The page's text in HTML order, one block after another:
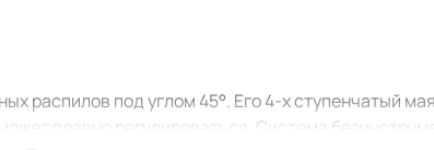
распилов под углом 45°. Его 4-х ступенчатый
плавно регулироваться. Система